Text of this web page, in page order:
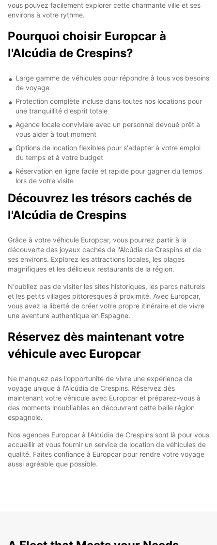
vous pouvez facilement explorer cette charmante ville et ses
environs à votre rythme.
Pourquoi choisir Europcar à
l'Alcúdia de Crespins?
Large gamme de véhicules pour répondre à tous vos besoins
de voyage
Protection complète incluse dans toutes nos locations pour
une tranquillité d'esprit totale
Agence locale conviviale avec un personnel dévoué prêt à
vous aider à tout moment
Options de location flexibles pour s'adapter à votre emploi
du temps et à votre budget
Réservation en ligne facile et rapide pour gagner du temps
lors de votre visite
Découvrez les trésors cachés de
l'Alcúdia de Crespins
Grâce à votre véhicule Europcar, vous pourrez partir à la
découverte des joyaux cachés de l'Alcúdia de Crespins et de
ses environs. Explorez les attractions locales, les plages
magnifiques et les délicieux restaurants de la région.
N'oubliez pas de visiter les sites historiques, les parcs naturels
et les petits villages pittoresques à proximité. Avec Europcar,
vous avez la liberté de créer votre propre itinéraire et de vivre
une aventure authentique en Espagne.
Réservez dès maintenant votre
véhicule avec Europcar
Ne manquez pas l'opportunité de vivre une expérience de
voyage unique à l'Alcúdia de Crespins. Réservez dès
maintenant votre véhicule avec Europcar et préparez-vous à
des moments inoubliables en découvrant cette belle région
espagnole.
Nos agences Europcar à l'Alcúdia de Crespins sont là pour vous
accueillir et vous fournir un service de location de véhicules de
qualité. Faites confiance à Europcar pour rendre votre voyage
aussi agréable que possible.